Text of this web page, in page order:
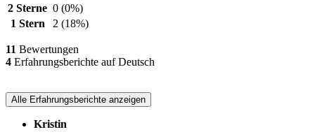
2 Sterne 0 (0%)
1 Stern
2 (18%)
11 Bewertungen
4 Erfahrungsberichte auf Deutsch
Alle Erfahrungsberichte anzeigen
Kristin